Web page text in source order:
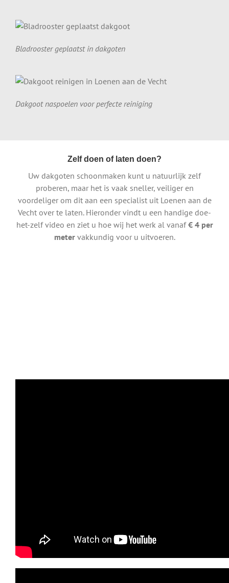
Bladrooster geplaatst in dakgoten
Dakgoot naspoelen voor perfecte reiniging
Zelf doen of laten doen?
Uw dakgoten schoonmaken kunt u natuurlijk zelf
proberen, maar het is vaak sneller, veiliger en
voordeliger om dit aan een specialist uit Loenen aan de
Vecht over te laten. Hieronder vindt u een handige doe-
het-zelf video en ziet u hoe wij het werk al vanaf€ 4 per
metervakkundig voor u uitvoeren.